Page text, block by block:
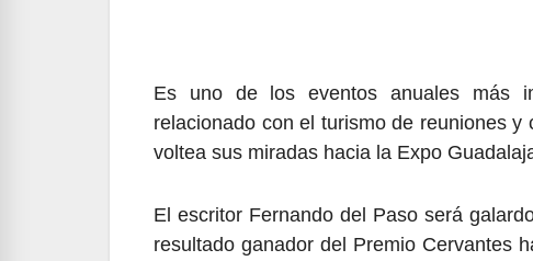
Es uno de los eventos anuales más
relacionado con el turismo de reuniones
voltea sus miradas hacia la Expo
El escritor Fernando del Paso será
resultado ganador del Premio Cervantes